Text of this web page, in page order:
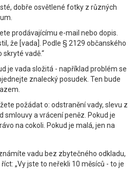
dobře osvětlené fotky z různých
prodávajícímu e-mail nebo dopis.
že [vada]. Podle § 2129 občanského
vadě.“
je vada složitá - například problém se
znalecký posudek. Ten bude
požádat o: odstranění vady, slevu z
smlouvy a vrácení peněz. Pokud je
na cokoli. Pokud je malá, jen na
vadu bez zbytečného odkladu,
„Vy jste to neřekli 10 měsíců - to je